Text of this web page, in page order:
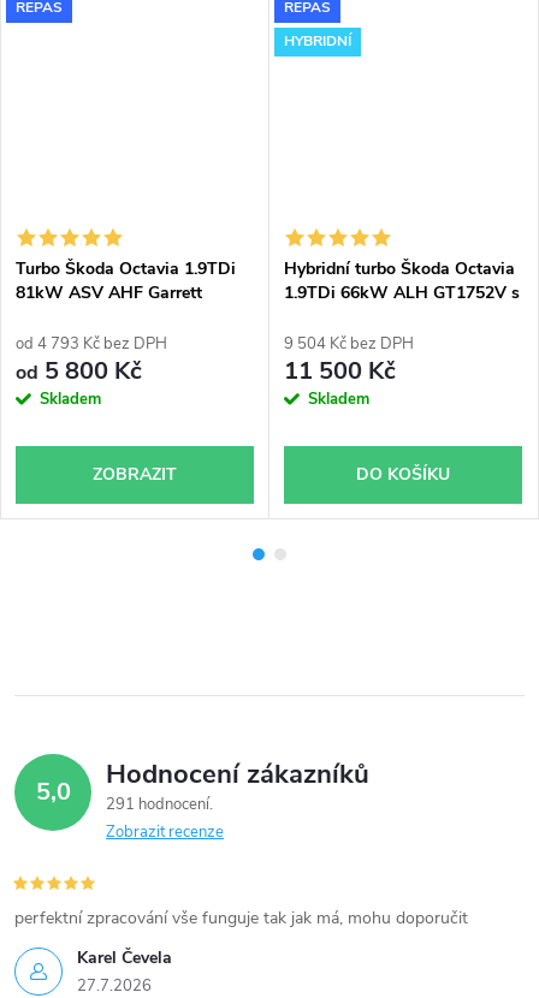
REPAS
Turbo Škoda Octavia 1.9TDi
81kW ASV AHF Garrett
od 4 793 Kč bez DPH
od 5 800 Kč
Skladem
ZOBRAZIT
REPAS
HYBRIDNÍ
Hybridní turbo Škoda Octavia
1.9TDi 66kW ALH GT1752V s
9 504 Kč bez DPH
11 500 Kč
Skladem
DO KOŠÍKU
5,0 Hodnocení zákazníků
291 hodnocení
Zobrazit recenze
Karel Čevela
27.7.2026
perfektní zpracování vše funguje tak jak má, mohu doporučit